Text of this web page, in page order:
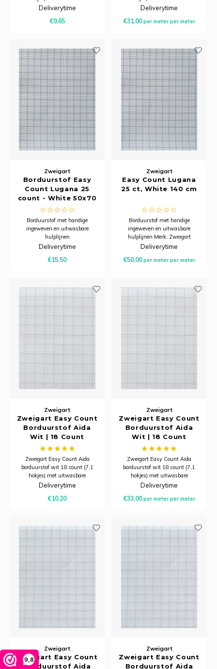
9,8
hulplijnen. 100% katoenen
voor nauwkeurig
Deliverytime
€9,65
hulplijnen. 100% katoenen
voor nauwkeurig
Deliverytime
€31,00per meterper meter
Zweigart
Borduurstof Easy
Count Lugana 25
count - White 50x70
cm - Zweigart
Borduurstof met handige
ingeweven en uitwasbare
hulplijnen
Deliverytime
€15,50
Zweigart
Easy Count Lugana
25 ct, White 140 cm
Borduurstof met handige
ingeweven en uitwasbare
hulplijnen Merk: Zweigart
Lugana, 25 count, 10-draads (5
breed Samenstelling: 52%
Deliverytime
€50,00per meterper meter
Zweigart
Zweigart Easy Count
Borduurstof Aida
Wit | 18 Count
(7,1/cm) | Stuk 50 x
Zweigart Easy Count Aida
borduurstof wit 18 count (7,1
hokjes) met uitwasbare
hulplijnen. 100% katoenen
voor fijn en nauwkeurig
Deliverytime
€10,20
Zweigart
Zweigart Easy Count
Borduurstof Aida
Wit | 18 Count
(7,1/cm) | 110 cm
Zweigart Easy Count Aida
borduurstof wit 18 count (7,1
hokjes) met uitwasbare
hulplijnen. 100% katoenen
voor fijn en nauwkeurig
Deliverytime
€33,00per meterper meter
Zweigart
Zweigart Easy Count
Borduurstof Aida
Zweigart
Zweigart Easy Count
Borduurstof Aida